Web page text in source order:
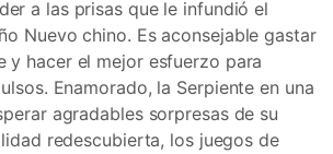
a las prisas que le infundió el
Nuevo chino. Es aconsejable gastar
y hacer el mejor esfuerzo para
Enamorado, la Serpiente en una
agradables sorpresas de su
redescubierta, los juegos de